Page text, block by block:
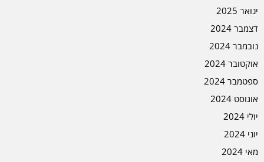
ינואר 2025
דצמבר 2024
נובמבר 2024
אוקטובר 2024
ספטמבר 2024
אוגוסט 2024
יולי 2024
יוני 2024
מאי 2024